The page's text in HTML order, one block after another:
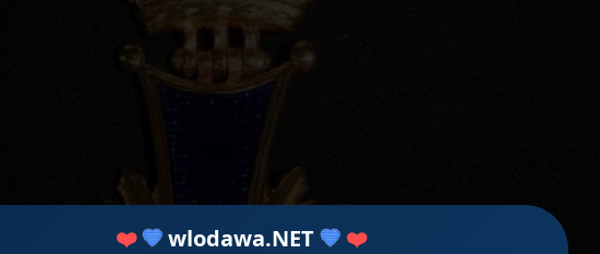
❤️ 💙wlodawa.NET 💙 ❤️